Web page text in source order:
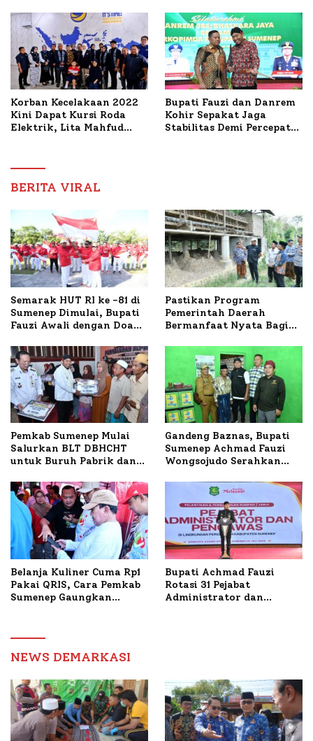
Mutiara Sentosa II
Ideal Polri-Pers
Korban Kecelakaan 2022
Kini Dapat Kursi Roda
Elektrik, Lita Mahfud
Nabil
Bupati Fauzi dan Danrem
Kohir Sepakat Jaga
Stabilitas Demi Percepat
BERITA VIRAL
Semarak HUT RI ke -81 di
Sumenep Dimulai, Bupati
Fauzi Awali dengan Doa
Terbakar
Pastikan Program
Pemerintah Daerah
Bermanfaat Nyata Bagi
Sumenep Tinjau Langsung
Budidaya Lele dan Ayam
Petelur di Desa Bataal
Timur
Pemkab Sumenep Mulai
Salurkan BLT DBHCHT
untuk Buruh Pabrik dan
Gandeng Baznas, Bupati
Sumenep Achmad Fauzi
Wongsojudo Serahkan
Dua Kecamatan
Belanja Kuliner Cuma Rp1
Pakai QRIS, Cara Pemkab
Sumenep Gaungkan
Bupati Achmad Fauzi
Rotasi 31 Pejabat
Administrator dan
NEWS DEMARKASI